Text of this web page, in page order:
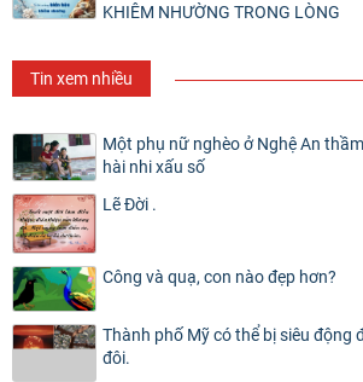
KHIÊM NHƯỜNG TRONG LÒNG
Tin xem nhiều
Một phụ nữ nghèo ở Nghệ An
hài nhi xấu số
Lẽ Đời .
Công và quạ, con nào đẹp hơn?
Thành phố Mỹ có thể bị siêu động
đôi.